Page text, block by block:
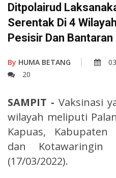
Ditpolairud
Serentak Di 4
Pesisir Dan Bantaran
By HUMA BETANG
20
SAMPIT - Vaksinasi
wilayah meliputi
Kapuas,
dan Kotawaringin
(17/03/2022).